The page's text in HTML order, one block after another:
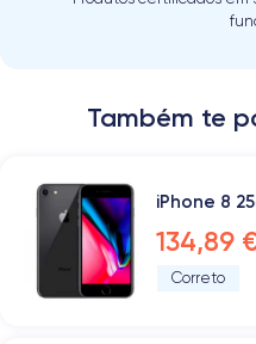
Também te
iPhone 8
134,89
Correto